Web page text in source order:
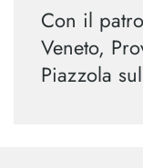
Con il
Veneto,
Piazzola